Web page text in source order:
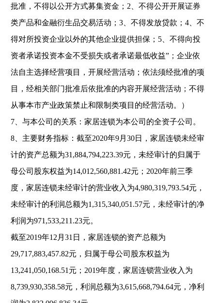
批准，不得以公开方式募集资金； 2 、不得公开开展证券
类产品和金融衍生品交易活动；3 、不得发放贷款；4 、不
得对所投资企业以外的其他企业提供担保； 5 、不得向投
资者承诺投资本金不受损失或者承诺最低收益” ；企业依
法自主选择经营项目，开展经营活动；依法须经批准的项
目，经相关部门批准后依批准的内容开展经营活动；不得
从事本市产业政策禁止和限制类项目的经营活动。）
7 、与本公司的关系：家居连锁为本公司的全资子公司。
8 、主要财务指标：截至2020年9月30日，家居连锁未经审
计的资产总额为31,884,794,223.39元，未经审计的归属于
母公司股东权益为14,012,560,881.42元； 2020年前三季
度，家居连锁未经审计的营业收入为4,980,319,793.54元，
未经审计的利润总额为1,315,340,051.57元，未经审计的净
利润为971,533,211.23元。
截至2019年12 月31 日，家居连锁的资产总额为
29,717,883,457.82元，归属于母公司股东权益为
13,241,050,168.51 元； 2019年度，家居连锁营业收入为
8,739,930,358.58元，利润总额为3,615,668,794.64元，净利